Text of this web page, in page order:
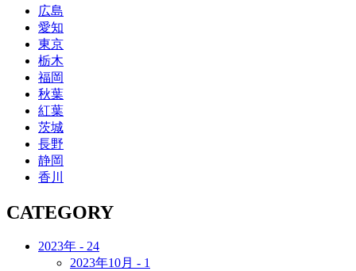
広島
愛知
東京
栃木
福岡
秋葉
紅葉
茨城
長野
静岡
香川
CATEGORY
2023年 - 24
2023年10月 - 1